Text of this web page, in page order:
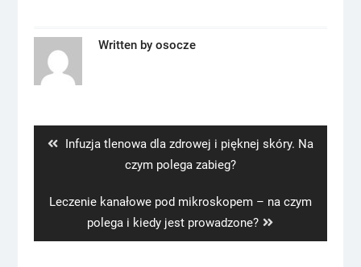
Written by osocze
Previous
Infuzja tlenowa dla zdrowej i pięknej skóry. Na
czym polega zabieg?
Next
Leczenie kanałowe pod mikroskopem – na czym
polega i kiedy jest prowadzone?